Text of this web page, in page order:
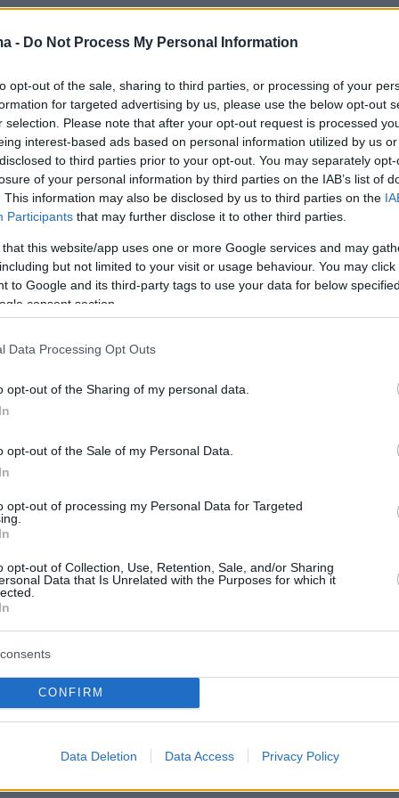
- Do Not Process My Personal Information
opt-out of the sale, sharing to third parties, or processing of your
for targeted advertising by us, please use the below opt-out
selection. Please note that after your opt-out request is processed
interest-based ads based on personal information utilized by us
to third parties prior to your opt-out. You may separately
of your personal information by third parties on the IAB’s list of
This information may also be disclosed by us to third parties on the
Participants that may further disclose it to other third parties.
that this website/app uses one or more Google services and may
but not limited to your visit or usage behaviour. You may
to Google and its third-party tags to use your data for below
consent section.
Data Processing Opt Outs
opt-out of the Sharing of my personal data.
opt-out of the Sale of my Personal Data.
opt-out of processing my Personal Data for Targeted
opt-out of Collection, Use, Retention, Sale, and/or Sharing
Data that Is Unrelated with the Purposes for which it
CONFIRM
Data Deletion Data Access Privacy Policy
δήλωσε: «Ό,τι καταπιέζεις σωματοποιείται.
παθαίνω κρίσεις πανικού, ασταμάτητα. Η
πανικού πρέπει να ήταν στα 26-27 μου.
ΣΚΑΪ τότε και ήταν πολύ μεγάλη η κρίση, την
του δελτίου ειδήσεων, δεν θα το ξεχάσω.
δελτίο είχα να ανακοινώσω τον θάνατο μιας
μου».
σε ευχαριστώ - Συγγνώμη που δεν
η δίωξη στη Ματσούκα που οδηγούσε
πινακίδες και πάνω από το όριο
- Παραπέμφθηκε στο Αυτόφωρο
για μισθούς, φόρους και συντάξεις που
ο προϋπολογισμός 2026 - Δείτε λίστα και
protothema.gr στο Google News
Ειδήσεις
από την Ελλάδα και τον Κόσμο, τη